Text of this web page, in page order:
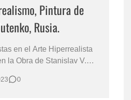
Pintura de
Rusia.
en el Arte Hiperrealista
la Obra de Stanislav V.
Rusia) Pinturas
0